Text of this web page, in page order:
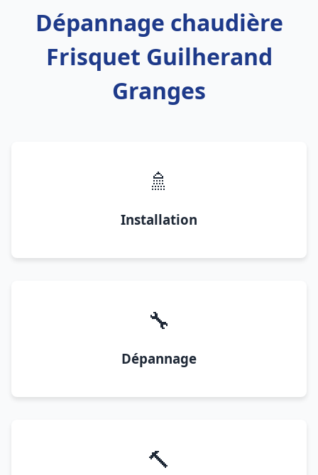
Dépannage chaudière
Frisquet Guilherand
Granges
🚿
Installation
🔧
Dépannage
🔨